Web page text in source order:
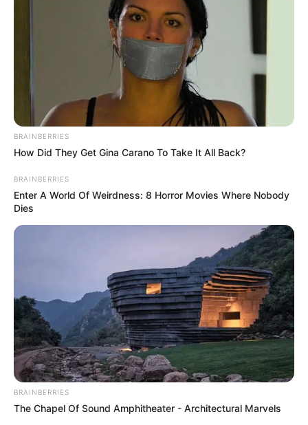
A történtek után több NKA-s bizottsági tag is
lemondott, köztük Baán László, Both Miklós és
Vidnyánszky Attila. A támogatások arányait és
BRAINBERRIES
How Did They Get Gina Carano To Take It All Back?
BRAINBERRIES
Enter A World Of Weirdness: 8 Horror Movies Where Nobody
Dies
BRAINBERRIES
The Chapel Of Sound Amphitheater - Architectural Marvels